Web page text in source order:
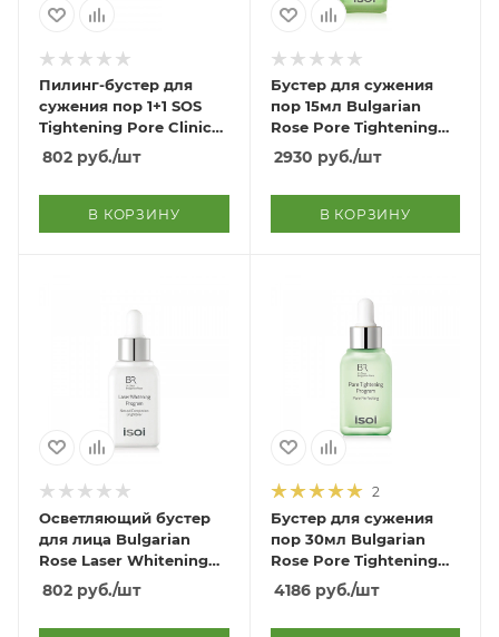
Пилинг-бустер для
сужения пор 1+1 SOS
Tightening Pore Clinic
Daily Peeling Booster
802 руб./шт
В КОРЗИНУ
Бустер для сужения
пор 15мл Bulgarian
Rose Pore Tightening
Program 15ml
2930 руб./шт
В КОРЗИНУ
Осветляющий бустер
для лица Bulgarian
Rose Laser Whitening
Program
802 руб./шт
2
Бустер для сужения
пор 30мл Bulgarian
Rose Pore Tightening
Program 30ml
4186руб./шт